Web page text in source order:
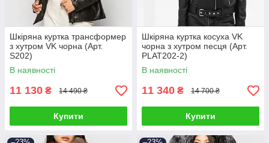
Шкіряна куртка трансформер
з хутром VK чорна (Арт.
S202)
В наявності
11 130 ₴ 14 490 ₴
Купити
Шкіряна куртка косуха VK
чорна з хутром песця (Арт.
PLAT202-2)
В наявності
11 340 ₴ 14 700 ₴
Купити